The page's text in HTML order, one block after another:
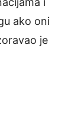
ako oni
je